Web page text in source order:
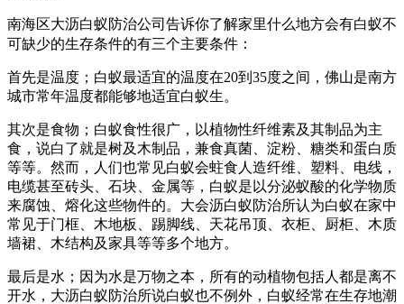
南海区大沥白蚁防治公司告诉你了解家里什么地方会有白蚁不
可缺少的生存条件的有三个主要条件：
首先是温度；白蚁最适宜的温度在20到35度之间，佛山是南方
城市常年温度都能够地适宜白蚁生。
其次是食物；白蚁食性很广，以植物性纤维素及其制品为主
食，说白了就是树及木制品，兼食真菌、淀粉、糖类和蛋白质
等等。然而，人们也常见白蚁会蛀食人造纤维、塑料、电线，
电缆甚至砖头、石块、金属等，白蚁是以分泌蚁酸的化学物质
来腐蚀、熔化这些物件的。大会沥白蚁防治所认为白蚁在家中
常见于门框、木地板、踢脚线、天花吊顶、衣柜、厨柜、木质
墙裙、木结构及家具等等多个地方。
最后是水；因为水是万物之本，所有的动植物包括人都是离不
开水，大沥白蚁防治所说白蚁也不例外，白蚁经常在生存地潮